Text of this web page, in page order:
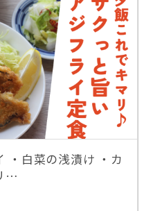
・白菜の浅漬け︎ ・カ
…